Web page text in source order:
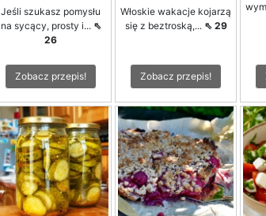
Jeśli szukasz pomysłu
na sycący, prosty i... ⇖
26
Zobacz przepis!
Włoskie wakacje kojarzą
się z beztroską,... ⇖ 29
Zobacz przepis!